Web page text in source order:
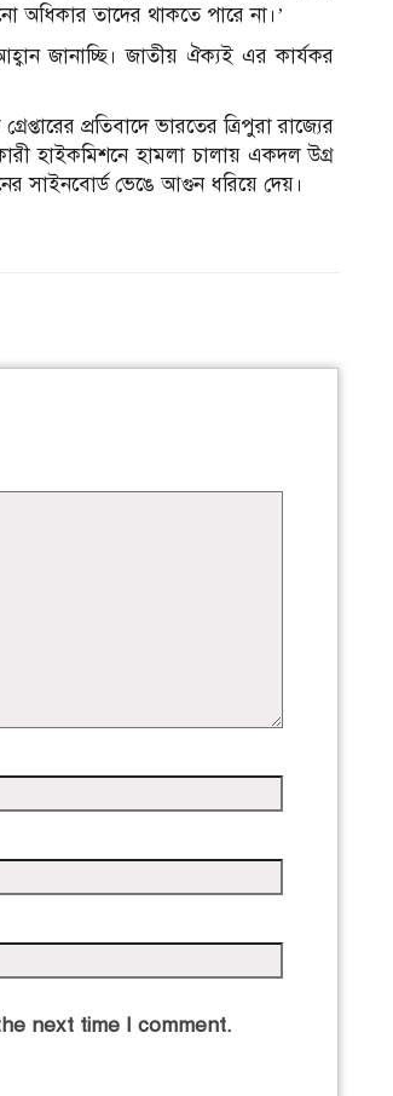
অধিকার তাদের থাকতে পারে না।’
জানাচ্ছি। জাতীয় ঐক্যই এর কার্যকর
প্রতিবাদে ভারতের ত্রিপুরা রাজ্যের
হাইকমিশনে হামলা চালায় একদল উগ্র
সাইনবোর্ড ভেঙে আগুন ধরিয়ে দেয়।
next time I comment.